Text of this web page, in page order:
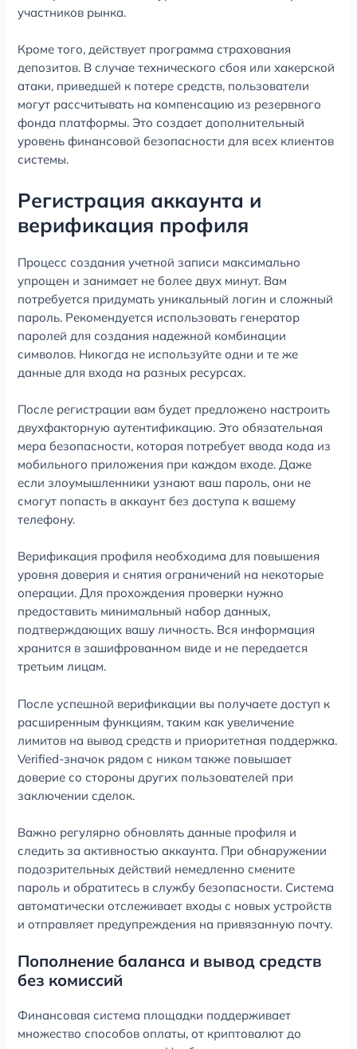
участников рынка.
Кроме того, действует программа страхования
депозитов. В случае технического сбоя или хакерской
атаки, приведшей к потере средств, пользователи
могут рассчитывать на компенсацию из резервного
фонда платформы. Это создает дополнительный
уровень финансовой безопасности для всех клиентов
системы.
Регистрация аккаунта и
верификация профиля
Процесс создания учетной записи максимально
упрощен и занимает не более двух минут. Вам
потребуется придумать уникальный логин и сложный
пароль. Рекомендуется использовать генератор
паролей для создания надежной комбинации
символов. Никогда не используйте одни и те же
данные для входа на разных ресурсах.
После регистрации вам будет предложено настроить
двухфакторную аутентификацию. Это обязательная
мера безопасности, которая потребует ввода кода из
мобильного приложения при каждом входе. Даже
если злоумышленники узнают ваш пароль, они не
смогут попасть в аккаунт без доступа к вашему
телефону.
Верификация профиля необходима для повышения
уровня доверия и снятия ограничений на некоторые
операции. Для прохождения проверки нужно
предоставить минимальный набор данных,
подтверждающих вашу личность. Вся информация
хранится в зашифрованном виде и не передается
третьим лицам.
После успешной верификации вы получаете доступ к
расширенным функциям, таким как увеличение
лимитов на вывод средств и приоритетная поддержка.
Verified-значок рядом с ником также повышает
доверие со стороны других пользователей при
заключении сделок.
Важно регулярно обновлять данные профиля и
следить за активностью аккаунта. При обнаружении
подозрительных действий немедленно смените
пароль и обратитесь в службу безопасности. Система
автоматически отслеживает входы с новых устройств
и отправляет предупреждения на привязанную почту.
Пополнение баланса и вывод средств
без комиссий
Финансовая система площадки поддерживает
множество способов оплаты, от криптовалют до